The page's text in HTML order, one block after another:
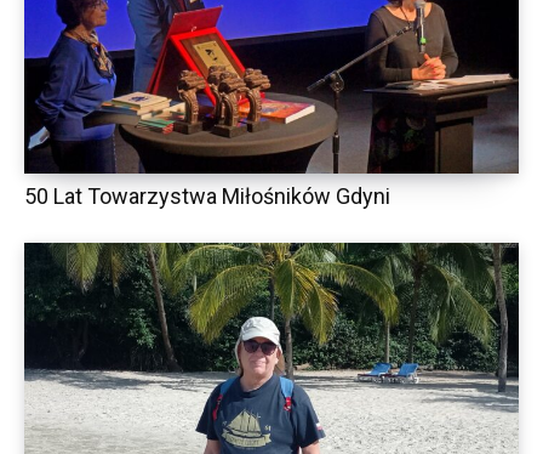
50 Lat Towarzystwa Miłośników Gdyni